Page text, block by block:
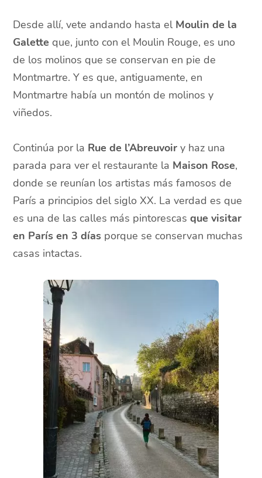
Desde allí, vete andando hasta el Moulin de la
Galette que, junto con el Moulin Rouge, es uno
de los molinos que se conservan en pie de
Montmartre. Y es que, antiguamente, en
Montmartre había un montón de molinos y
viñedos.
Continúa por la Rue de l’Abreuvoir y haz una
parada para ver el restaurante la Maison Rose,
donde se reunían los artistas más famosos de
París a principios del siglo XX. La verdad es que
es una de las calles más pintorescasque visitar
en París en 3 días porque se conservan muchas
casas intactas.